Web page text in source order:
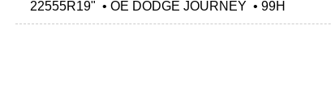
22555R19" • OE DODGE JOURNEY • 99H